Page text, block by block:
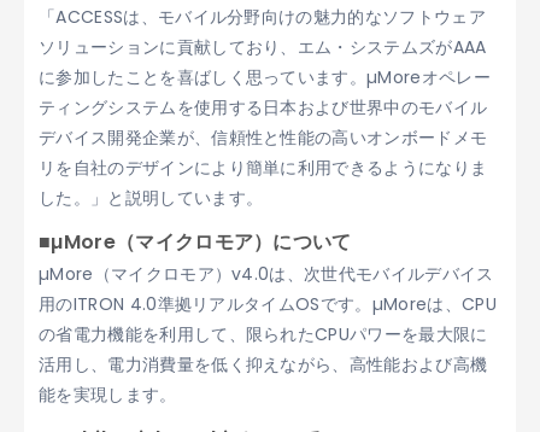
「ACCESSは、モバイル分野向けの魅力的なソフトウェア
ソリューションに貢献しており、エム・システムズがAAA
に参加したことを喜ばしく思っています。µMoreオペレー
ティングシステムを使用する日本および世界中のモバイル
デバイス開発企業が、信頼性と性能の高いオンボードメモ
リを自社のデザインにより簡単に利用できるようになりま
した。」と説明しています。
■µMore（マイクロモア）について
µMore（マイクロモア）v4.0は、次世代モバイルデバイス
用のITRON 4.0準拠リアルタイムOSです。µMoreは、CPU
の省電力機能を利用して、限られたCPUパワーを最大限に
活用し、電力消費量を低く抑えながら、高性能および高機
能を実現します。